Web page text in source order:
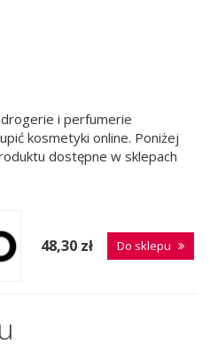
i perfumerie
kosmetyki online. Poniżej
dostępne w sklepach
48,30 zł Do sklepu